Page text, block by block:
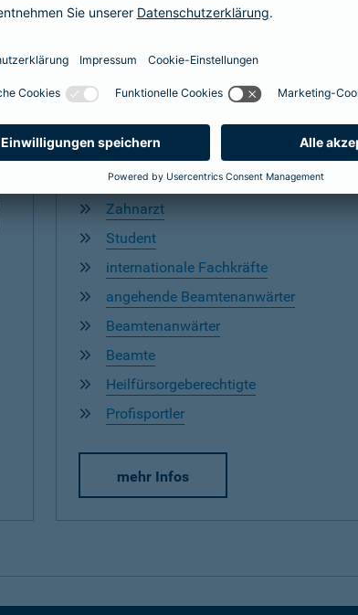
Spezialtarife
Arzt
Zahnarzt
Student
internationale Fachkräfte
angehende Beamtenanwärter
Beamtenanwärter
Beamte
Heilfürsorgeberechtigte
Profisportler
mehr Infos